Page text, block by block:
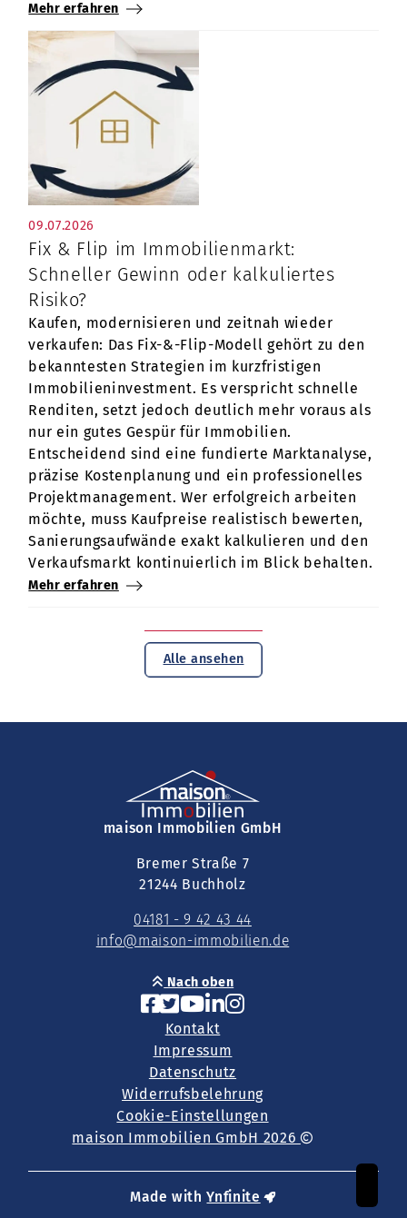
Mehr erfahren
09.07.2026
Fix & Flip im Immobilienmarkt:
Schneller Gewinn oder kalkuliertes
Risiko?
Kaufen, modernisieren und zeitnah wieder
verkaufen: Das Fix-&-Flip-Modell gehört zu den
bekanntesten Strategien im kurzfristigen
Immobilieninvestment. Es verspricht schnelle
Renditen, setzt jedoch deutlich mehr voraus als
nur ein gutes Gespür für Immobilien.
Entscheidend sind eine fundierte Marktanalyse,
präzise Kostenplanung und ein professionelles
Projektmanagement. Wer erfolgreich arbeiten
möchte, muss Kaufpreise realistisch bewerten,
Sanierungsaufwände exakt kalkulieren und den
Verkaufsmarkt kontinuierlich im Blick behalten.
Mehr erfahren
Alle ansehen
maison Immobilien GmbH
Bremer Straße 7
21244 Buchholz
04181 - 9 42 43 44
info@maison-immobilien.de
Nach oben
Kontakt
Impressum
Datenschutz
Widerrufsbelehrung
Cookie-Einstellungen
maison Immobilien GmbH 2026
Made withYnfinite